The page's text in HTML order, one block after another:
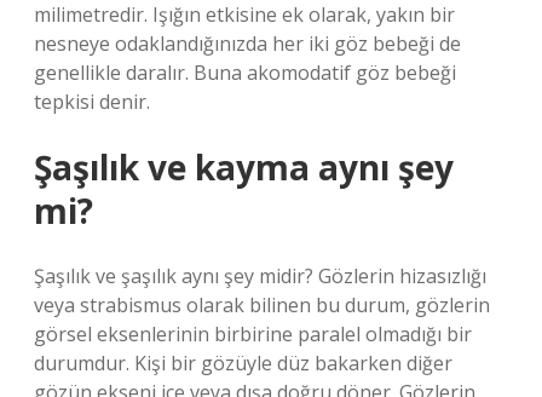
milimetredir. Işığın etkisine ek olarak, yakın bir
nesneye odaklandığınızda her iki göz bebeği de
genellikle daralır. Buna akomodatif göz bebeği
tepkisi denir.
Şaşılık ve kayma aynı şey
mi?
Şaşılık ve şaşılık aynı şey midir? Gözlerin hizasızlığı
veya strabismus olarak bilinen bu durum, gözlerin
görsel eksenlerinin birbirine paralel olmadığı bir
durumdur. Kişi bir gözüyle düz bakarken diğer